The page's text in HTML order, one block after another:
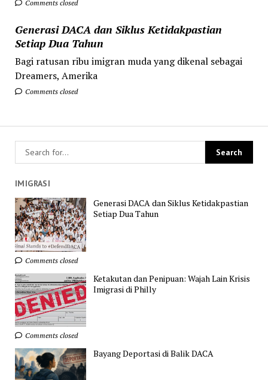
Comments closed
Generasi DACA dan Siklus Ketidakpastian
Setiap Dua Tahun
Bagi ratusan ribu imigran muda yang dikenal sebagai
Dreamers, Amerika
Comments closed
IMIGRASI
Generasi DACA dan Siklus Ketidakpastian
Setiap Dua Tahun
Comments closed
Ketakutan dan Penipuan: Wajah Lain Krisis
Imigrasi di Philly
Comments closed
Bayang Deportasi di Balik DACA